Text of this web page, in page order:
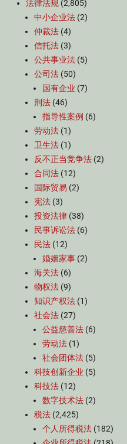
法律法规 (2,805)
中小企业法 (2)
仲裁法 (4)
信托法 (3)
公共事业法 (5)
公司法 (50)
国有企业 (7)
刑法 (46)
指导性案例 (6)
劳动法 (1)
卫生法 (1)
反不正当竞争法 (2)
合同法 (12)
国际贸易 (2)
宪法 (3)
投资法律 (38)
民事诉讼法 (6)
民法 (12)
婚姻家事 (2)
海关法 (6)
物权法 (9)
知识产权法 (1)
社会法 (27)
公益慈善法 (6)
劳动法 (1)
社会团体法 (5)
科技创新企业 (5)
科技法 (12)
数字技术法 (2)
税法 (2,425)
个人所得税法 (182)